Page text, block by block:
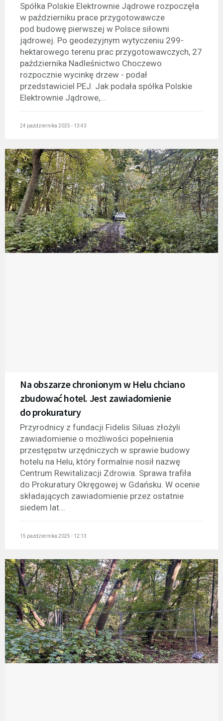
Spółka Polskie Elektrownie Jądrowe rozpoczęła
w październiku prace przygotowawcze
pod budowę pierwszej w Polsce siłowni
jądrowej. Po geodezyjnym wytyczeniu 299-
hektarowego terenu prac przygotowawczych, 27
października Nadleśnictwo Choczewo
rozpocznie wycinkę drzew - podał
przedstawiciel PEJ. Jak podała spółka Polskie
Elektrownie Jądrowe,...
24 października 2025 - 13:43
Na obszarze chronionym w Helu chciano
zbudować hotel. Jest zawiadomienie
do prokuratury
Przyrodnicy z fundacji Fidelis Siluas złożyli
zawiadomienie o możliwości popełnienia
przestępstw urzędniczych w sprawie budowy
hotelu na Helu, który formalnie nosił nazwę
Centrum Rewitalizacji Zdrowia. Sprawa trafiła
do Prokuratury Okręgowej w Gdańsku. W ocenie
składających zawiadomienie przez ostatnie
siedem lat...
15 października 2025 - 12:13